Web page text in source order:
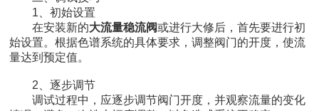
1、初始设置
在安装新的大流量稳流阀或进行大修后，首先要进行初
始设置。根据色谱系统的具体要求，调整阀门的开度，使流
量达到预定值。
2、逐步调节
调试过程中，应逐步调节阀门开度，并观察流量的变化